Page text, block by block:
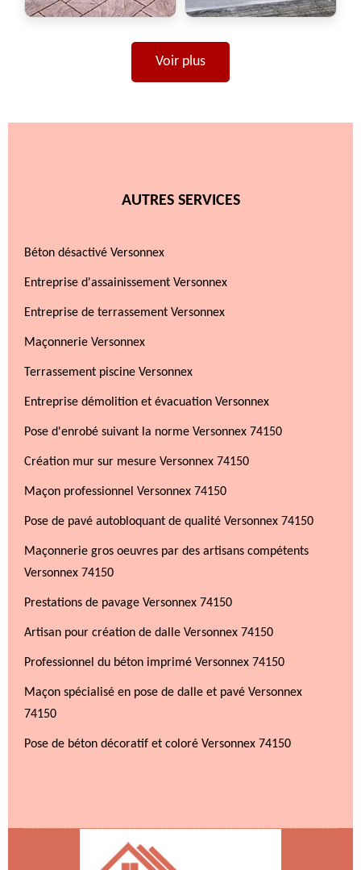
Voir plus
AUTRES SERVICES
Béton désactivé Versonnex
Entreprise d'assainissement Versonnex
Entreprise de terrassement Versonnex
Maçonnerie Versonnex
Terrassement piscine Versonnex
Entreprise démolition et évacuation Versonnex
Pose d'enrobé suivant la norme Versonnex 74150
Création mur sur mesure Versonnex 74150
Maçon professionnel Versonnex 74150
Pose de pavé autobloquant de qualité Versonnex 74150
Maçonnerie gros oeuvres par des artisans compétents
Versonnex 74150
Prestations de pavage Versonnex 74150
Artisan pour création de dalle Versonnex 74150
Professionnel du béton imprimé Versonnex 74150
Maçon spécialisé en pose de dalle et pavé Versonnex
74150
Pose de béton décoratif et coloré Versonnex 74150